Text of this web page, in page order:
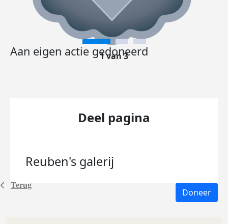
Terug
Aan eigen actie gedoneerd
1 van 3
Deel pagina
Reuben's galerij
Doneer